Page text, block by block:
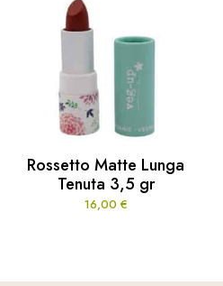
Rossetto Matte Lunga
Tenuta 3,5 gr
16,00 €